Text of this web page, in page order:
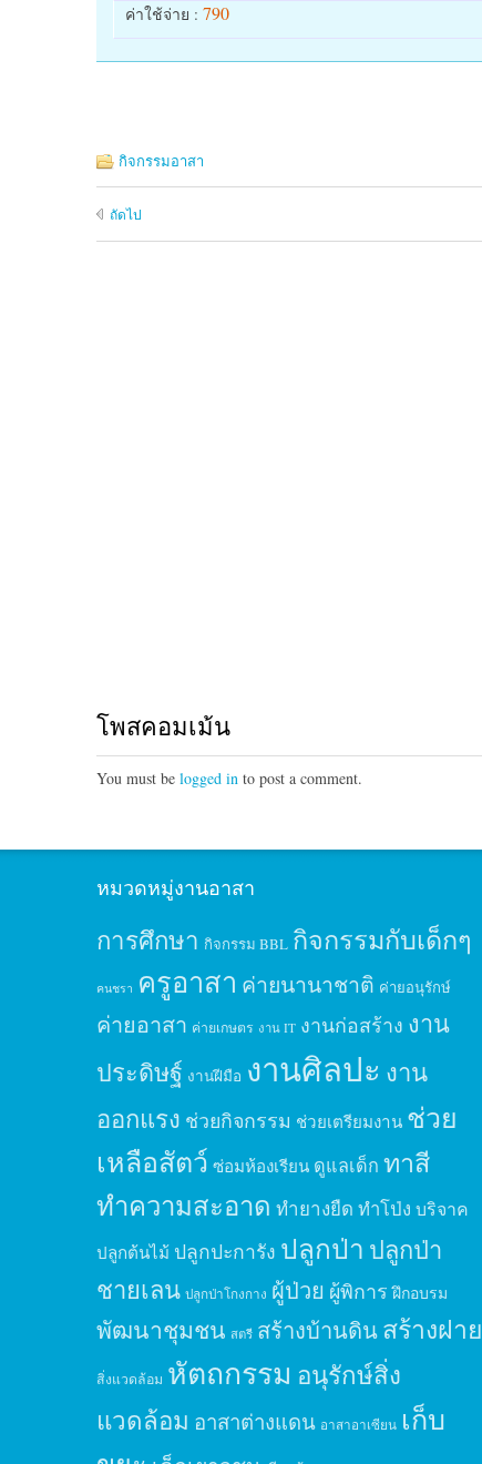
ค่าใช้จ่าย : 790
กิจกรรมอาสา
ถัดไป
โพสคอมเม้น
You must be logged in to post a comment.
หมวดหมู่งานอาสา
การศึกษา กิจกรรม BBL กิจกรรมกับเด็กๆ
คนชรา ครูอาสา ค่ายนานาชาติ ค่ายอนุรักษ์
ค่ายอาสา ค่ายเกษตร งาน IT งานก่อสร้าง งาน
ประดิษฐ์ งานฝีมือ งานศิลปะ งาน
ออกแรง ช่วยกิจกรรม ช่วยเตรียมงาน ช่วย
เหลือสัตว์ ซ่อมห้องเรียน ดูแลเด็ก ทาสี
ทำความสะอาด ทำยางยืด ทำโป่ง บริจาค
ปลูกต้นไม้ ปลูกปะการัง ปลูกป่า ปลูกป่า
ชายเลน ปลูกป่าโกงกาง ผู้ป่วย ผู้พิการ ฝึกอบรม
พัฒนาชุมชน สตรี สร้างบ้านดินสร้างฝาย
สิ่งแวดล้อม หัตถกรรม อนุรักษ์สิ่ง
แวดล้อม อาสาต่างแดน อาสาอาเซียน เก็บ